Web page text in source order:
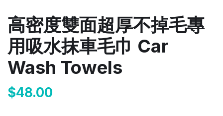
高密度雙面超厚不掉毛專
用吸水抹車毛巾 Car
Wash Towels
$48.00